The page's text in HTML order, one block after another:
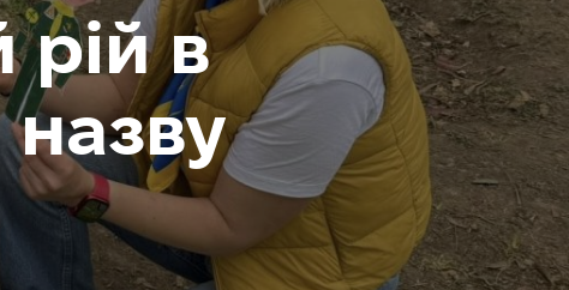
рій в
назву